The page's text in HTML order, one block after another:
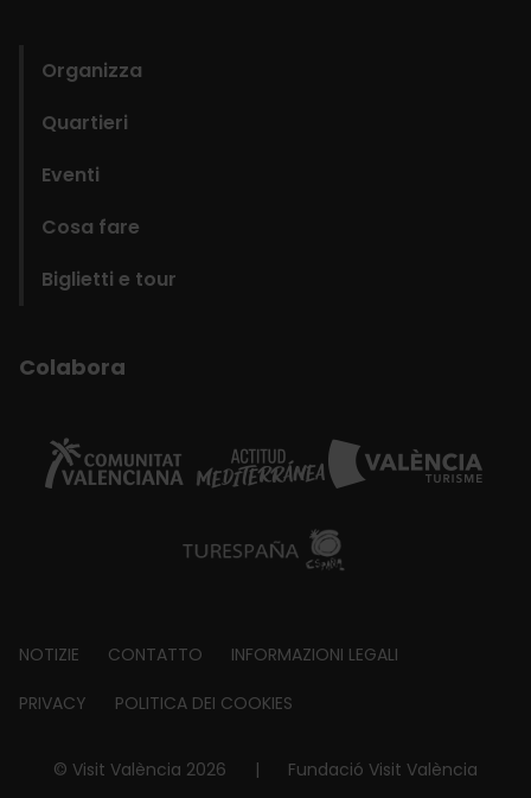
Organizza
Quartieri
Eventi
Cosa fare
Biglietti e tour
Colabora
Footer
about
NOTIZIE CONTATTO INFORMAZIONI LEGALI
PRIVACY POLITICA DEI COOKIES
© Visit València 2026 | Fundació Visit València